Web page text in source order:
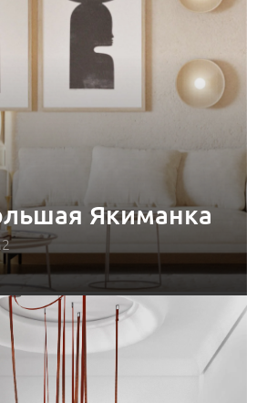
Якиманка